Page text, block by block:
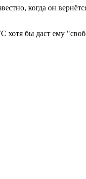
когда он
хотя бы даст ему